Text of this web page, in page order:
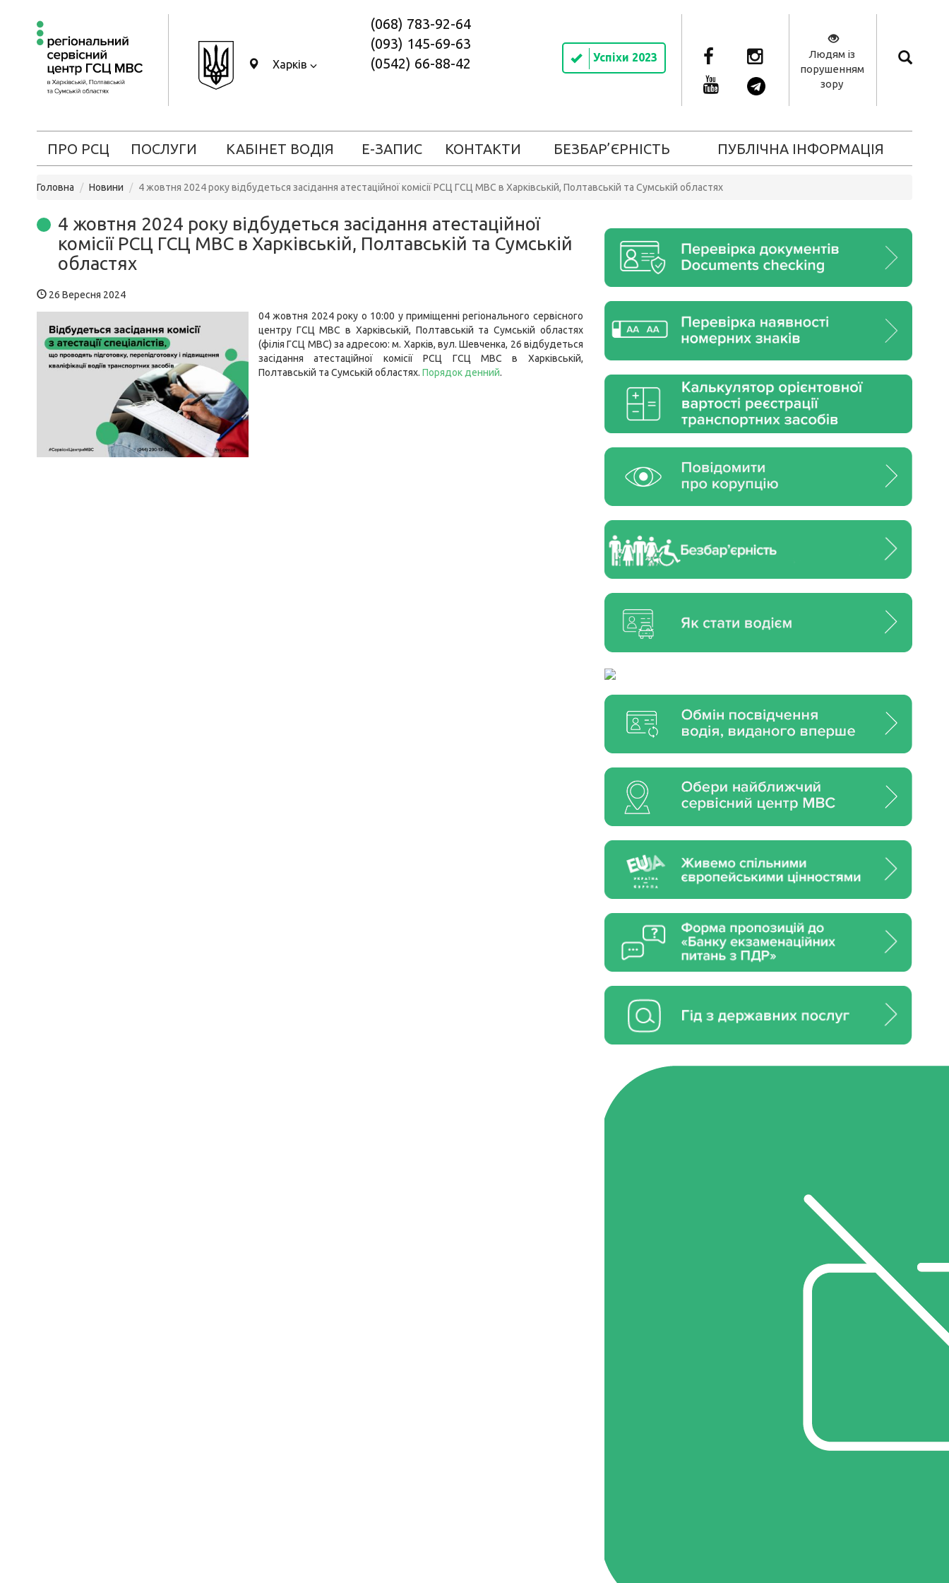
Харків
(068) 783-92-64
(093) 145-69-63
(0542) 66-88-42
Успіхи 2023
Людям із
порушенням
зору
ПРО РСЦ ПОСЛУГИ КАБІНЕТ ВОДІЯ Е-ЗАПИС КОНТАКТИ БЕЗБАР’ЄРНІСТЬ ПУБЛІЧНА ІНФОРМАЦІЯ
Головна Новини 4 жовтня 2024 року відбудеться засідання атестаційної комісії РСЦ ГСЦ МВС в Харківській, Полтавській та Сумській областях
4 жовтня 2024 року відбудеться засідання атестаційної
комісії РСЦ ГСЦ МВС в Харківській, Полтавській та Сумській
областях
26 Вересня 2024
04 жовтня 2024 року о 10:00 у приміщенні регіонального сервісного
центру ГСЦ МВС в Харківській, Полтавській та Сумській областях
(філія ГСЦ МВС) за адресою: м. Харків, вул. Шевченка, 26 відбудеться
засідання атестаційної комісії РСЦ ГСЦ МВС в Харківській,
Полтавській та Сумській областях. Порядок денний.